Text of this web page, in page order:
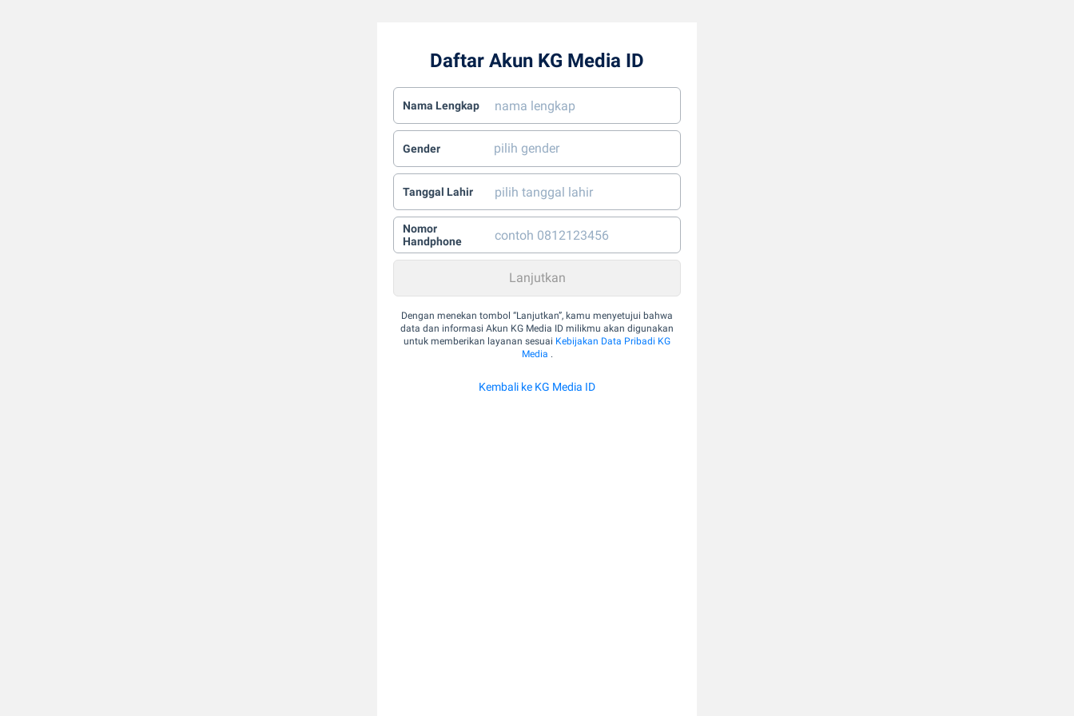
Daftar Akun KG Media ID
Nama Lengkap
Gender
Tanggal Lahir
Nomor
Handphone
Dengan menekan tombol “Lanjutkan”, kamu menyetujui bahwa
data dan informasi Akun KG Media ID milikmu akan digunakan
untuk memberikan layanan sesuai Kebijakan Data Pribadi KG
Media .
Kembali ke KG Media ID